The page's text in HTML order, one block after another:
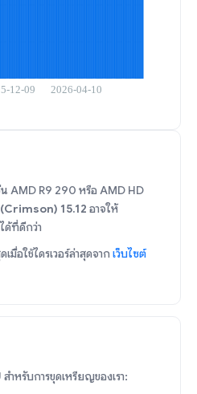
น AMD R9 290 หรือ AMD HD
15.12 อาจให้
ด้ที่ดีกว่า
มื่อใช้ไดรเวอร์ล่าสุดจาก เว็บไซต์
ำหรับการขุดเหรียญของเรา: